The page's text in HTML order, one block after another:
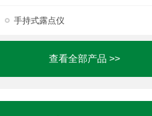
手持式露点仪
查看全部产品 >>